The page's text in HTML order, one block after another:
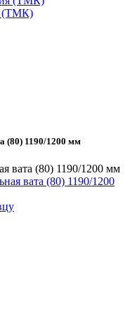
(ТМК)
(80) 1190/1200 мм
вата (80) 1190/1200 мм